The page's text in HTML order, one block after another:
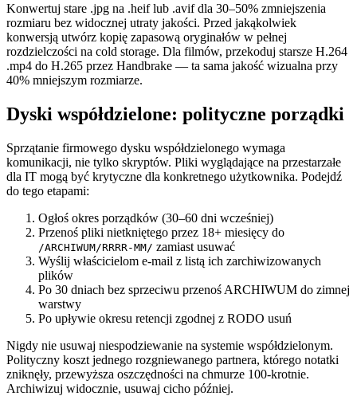
Konwertuj stare .jpg na .heif lub .avif dla 30–50% zmniejszenia
rozmiaru bez widocznej utraty jakości. Przed jakąkolwiek
konwersją utwórz kopię zapasową oryginałów w pełnej
rozdzielczości na cold storage. Dla filmów, przekoduj starsze H.264
.mp4 do H.265 przez Handbrake — ta sama jakość wizualna przy
40% mniejszym rozmiarze.
Dyski współdzielone: polityczne porządki
Sprzątanie firmowego dysku współdzielonego wymaga
komunikacji, nie tylko skryptów. Pliki wyglądające na przestarzałe
dla IT mogą być krytyczne dla konkretnego użytkownika. Podejdź
do tego etapami:
Ogłoś okres porządków (30–60 dni wcześniej)
Przenoś pliki nietkniętego przez 18+ miesięcy do
/ARCHIWUM/RRRR-MM/ zamiast usuwać
Wyślij właścicielom e-mail z listą ich zarchiwizowanych
plików
Po 30 dniach bez sprzeciwu przenoś ARCHIWUM do zimnej
warstwy
Po upływie okresu retencji zgodnej z RODO usuń
Nigdy nie usuwaj niespodziewanie na systemie współdzielonym.
Polityczny koszt jednego rozgniewanego partnera, którego notatki
zniknęły, przewyższa oszczędności na chmurze 100-krotnie.
Archiwizuj widocznie, usuwaj cicho później.